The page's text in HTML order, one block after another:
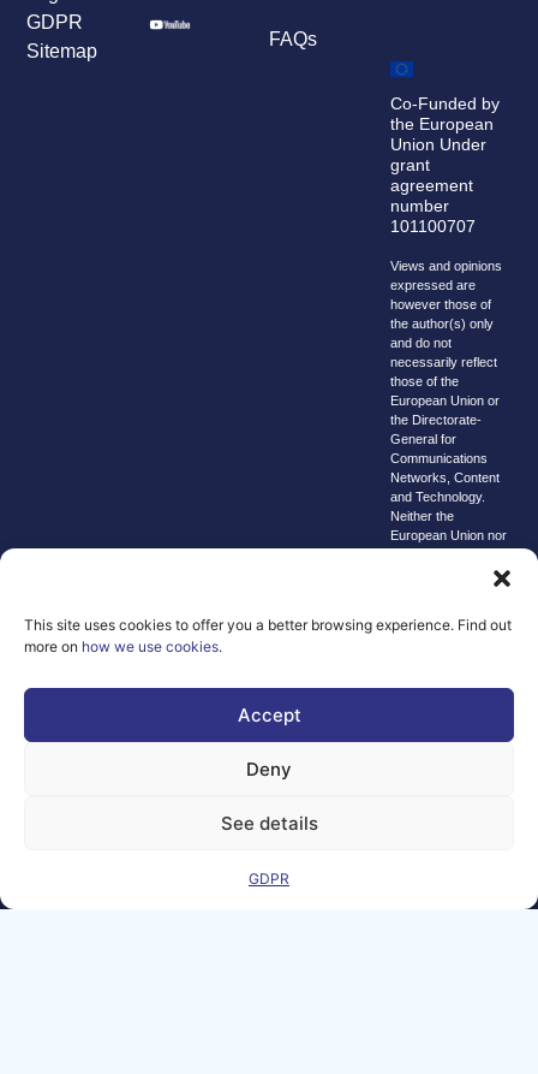
This site uses cookies to offer you a better browsing experience. Find out
more on how we use cookies.
Accept
Deny
See details
GDPR
FAQs
GDPR
Sitemap
Co-Funded by
the European
Union Under
grant
agreement
number
101100707
Views and opinions
expressed are
however those of
the author(s) only
and do not
necessarily reflect
those of the
European Union or
the Directorate-
General for
Communications
Networks, Content
and Technology.
Neither the
European Union nor
Matters